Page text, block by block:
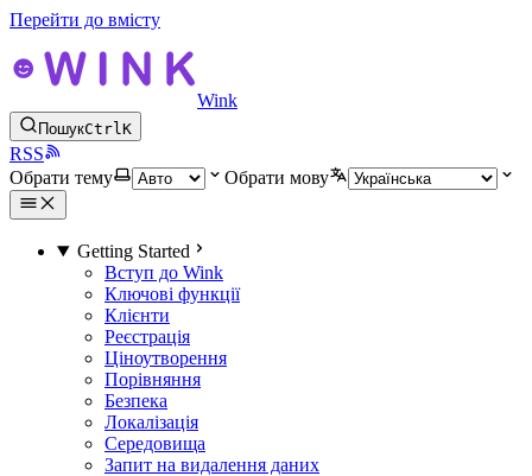
Перейти до вмісту
Wink
ПошукCtrlK
RSS
Обрати тему
Обрати мову
Getting Started
Вступ до Wink
Ключові функції
Клієнти
Реєстрація
Ціноутворення
Порівняння
Безпека
Локалізація
Середовища
Запит на видалення даних